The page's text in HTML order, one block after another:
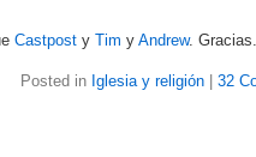
Castpost y Tim y Andrew. Gracias.
Posted in Iglesia y religión 32